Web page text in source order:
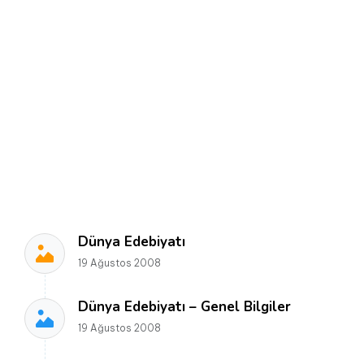
Dünya Edebiyatı
19 Ağustos 2008
Dünya Edebiyatı – Genel Bilgiler
19 Ağustos 2008